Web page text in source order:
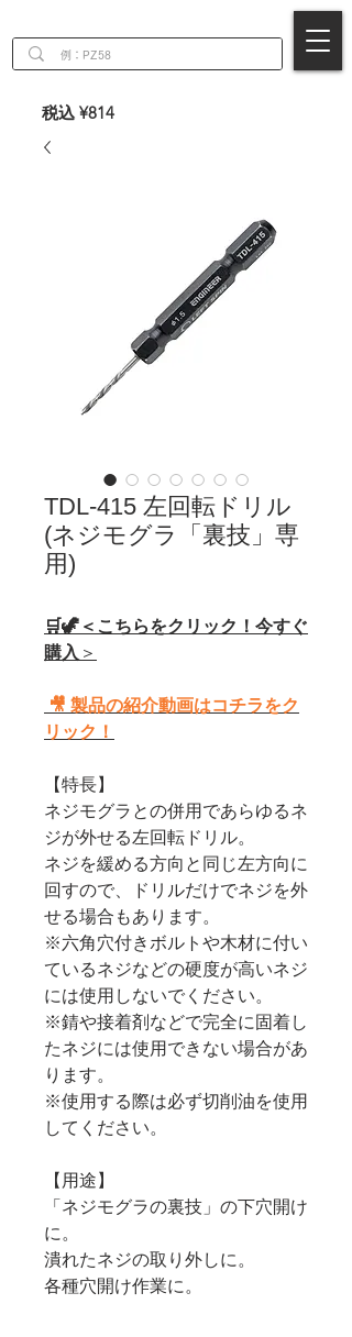
税込 ¥814
TDL-415 左回転ドリル
(ネジモグラ「裏技」専
用)
🛒🦖＜こちらをクリック！今すぐ
購入 ＞
🎥 製品の紹介動画はコチラをク
リック！
【特長】
ネジモグラとの併用であらゆるネ
ジが外せる左回転ドリル。
ネジを緩める方向と同じ左方向に
回すので、ドリルだけでネジを外
せる場合もあります。
※六角穴付きボルトや木材に付い
ているネジなどの硬度が高いネジ
には使用しないでください。
※錆や接着剤などで完全に固着し
たネジには使用できない場合があ
ります。
※使用する際は必ず切削油を使用
してください。
【用途】
「ネジモグラの裏技」の下穴開け
に。
潰れたネジの取り外しに。
各種穴開け作業に。